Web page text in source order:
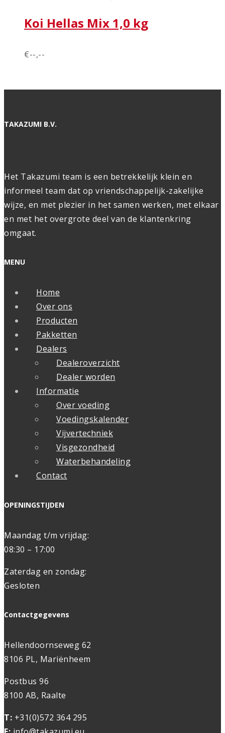
Koi Hellas Mix 1,0 kg
€--,--
TAKAZUMI B.V.
Het Takazumi team is een betrekkelijk klein en
informeel team dat op vriendschappelijk-zakelijke
wijze, en met plezier in het samen werken, met elkaar
en met het overgrote deel van de klantenkring
omgaat.
MENU
Home
Over ons
Producten
Pakketten
Dealers
Dealeroverzicht
Dealer worden
Informatie
Over voeding
Voedingskalender
Vijvertechniek
Visgezondheid
Waterbehandeling
Contact
OPENINGSTIJDEN
Maandag t/m vrijdag:
08:30 – 17:00
Zaterdag en zondag:
Gesloten
Contactgegevens
Hellendoornseweg 62
8106 PL, Mariënheem
Postbus 96
8100 AB, Raalte
T: +31(0)572 364 295